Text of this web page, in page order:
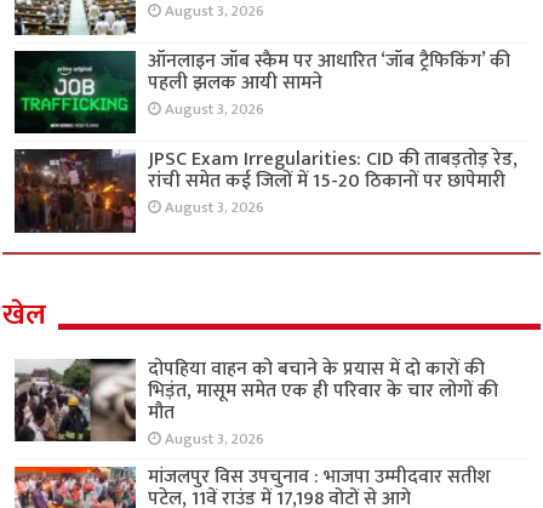
August 3, 2026
ऑनलाइन जॉब स्कैम पर आधारित ‘जॉब ट्रैफिकिंग’ की
पहली झलक आयी सामने
August 3, 2026
JPSC Exam Irregularities: CID की ताबड़तोड़ रेड,
रांची समेत कई जिलों में 15-20 ठिकानों पर छापेमारी
August 3, 2026
खेल
दोपहिया वाहन को बचाने के प्रयास में दो कारों की
भिड़ंत, मासूम समेत एक ही परिवार के चार लोगों की
मौत
August 3, 2026
मांजलपुर विस उपचुनाव : भाजपा उम्मीदवार सतीश
पटेल, 11वें राउंड में 17,198 वोटों से आगे